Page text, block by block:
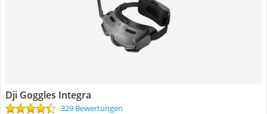
Dji Goggles Integra
329 Bewertungen